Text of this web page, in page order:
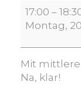
Online-
Elternabend
Polizei“
17:00 –
Montag,
Mit
Na, klar!